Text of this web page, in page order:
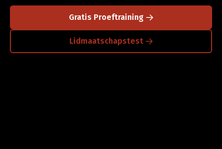
Gratis Proeftraining
Lidmaatschapstest